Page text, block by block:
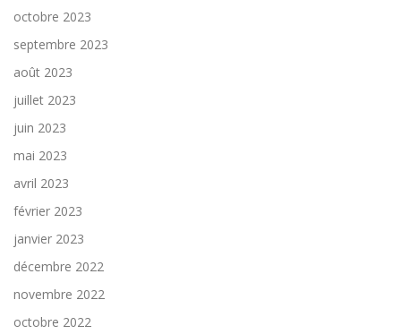
octobre 2023
septembre 2023
août 2023
juillet 2023
juin 2023
mai 2023
avril 2023
février 2023
janvier 2023
décembre 2022
novembre 2022
octobre 2022